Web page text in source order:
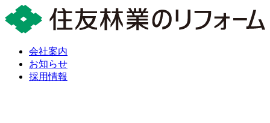
会社案内
お知らせ
採用情報